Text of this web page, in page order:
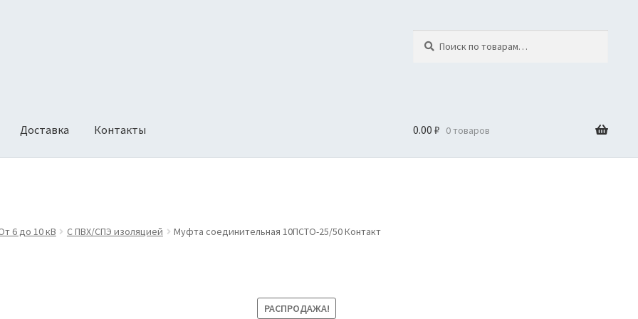
Доставка Контакты 0.00₽ 0 товаров
6 до 10 кВ С ПВХ/СПЭ изоляцией Муфта соединительная 10ПСТО-25/50 Контакт
РАСПРОДАЖА!